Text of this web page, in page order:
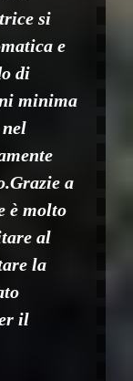
si
e
di
minima
a
è molto
al
la
il